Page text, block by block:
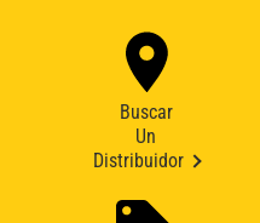
Buscar
Un
Distribuidor